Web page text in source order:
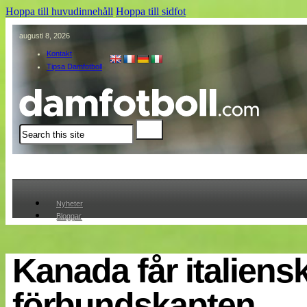
Hoppa till huvudinnehåll Hoppa till sidfot
augusti 8, 2026
Kontakt
Tipsa Damfotboll
Sök
Nyheter
Bloggar
Cuper
Medlemmar
Medlemsbilder
Om oss
Kanada får